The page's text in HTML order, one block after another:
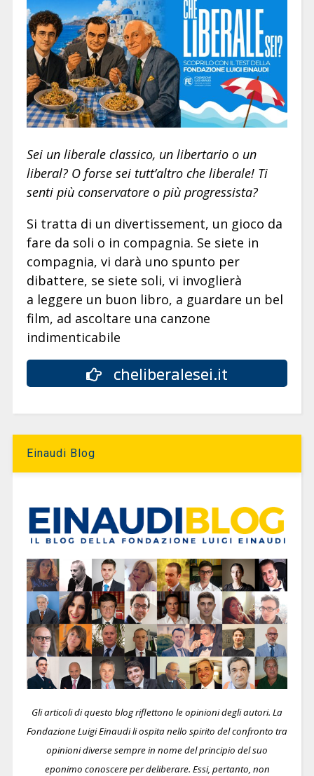
Sei un liberale classico, un libertario o un
liberal? O forse sei tutt’altro che liberale! Ti
senti più conservatore o più progressista?
Si tratta di un divertissement, un gioco da
fare da soli o in compagnia. Se siete in
compagnia, vi darà uno spunto per
dibattere, se siete soli, vi invoglierà
a leggere un buon libro, a guardare un bel
film, ad ascoltare una canzone
indimenticabile
cheliberalesei.it
Einaudi Blog
Gli articoli di questo blog riflettono le opinioni degli autori. La
Fondazione Luigi Einaudi li ospita nello spirito del confronto tra
opinioni diverse sempre in nome del principio del suo
eponimo conoscere per deliberare. Essi, pertanto, non